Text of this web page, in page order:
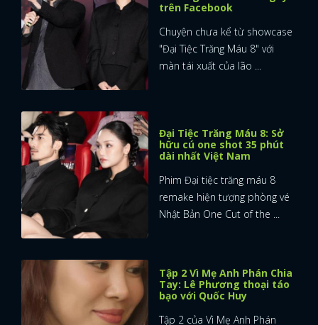
GOOGLE
trên Facebook
Chuyện chưa kể từ showcase
"Đại Tiệc Trăng Máu 8" với
màn tái xuất của lão ...
Đại Tiệc Trăng Máu 8: Sở
hữu cú one shot 35 phút
dài nhất Việt Nam
Phim Đại tiệc trăng máu 8
remake hiện tượng phòng vé
Nhật Bản One Cut of the ...
Tập 2 Vì Mẹ Anh Phán Chia
Tay: Lê Phương thoại táo
bạo với Quốc Huy
Tập 2 của Vì Mẹ Anh Phán